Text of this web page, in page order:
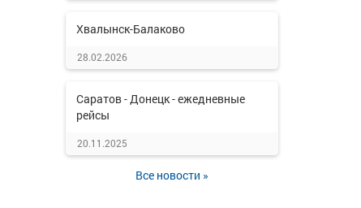
Хвалынск-Балаково
28.02.2026
Саратов - Донецк - ежедневные
рейсы
20.11.2025
Все новости »